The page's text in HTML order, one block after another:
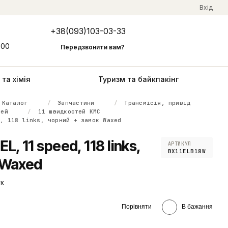
Вхід
+38(093)103-03-33
Передзвонити вам?
хімія Туризм та байкпакінг
Каталог Запчастини
Трансмісія, привід
11 швидкостей KMC
118 links, чорний + замок Waxed
11 speed, 118 links,
АРТИКУЛ
BX11ELB18W
Порівняти В бажання